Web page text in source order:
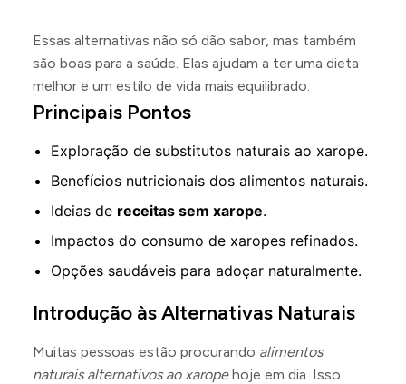
Essas alternativas não só dão sabor, mas também
são boas para a saúde. Elas ajudam a ter uma dieta
melhor e um estilo de vida mais equilibrado.
Principais Pontos
Exploração de substitutos naturais ao xarope.
Benefícios nutricionais dos alimentos naturais.
Ideias de receitas sem xarope.
Impactos do consumo de xaropes refinados.
Opções saudáveis para adoçar naturalmente.
Introdução às Alternativas Naturais
Muitas pessoas estão procurando alimentos
naturais alternativos ao xaropehoje em dia. Isso